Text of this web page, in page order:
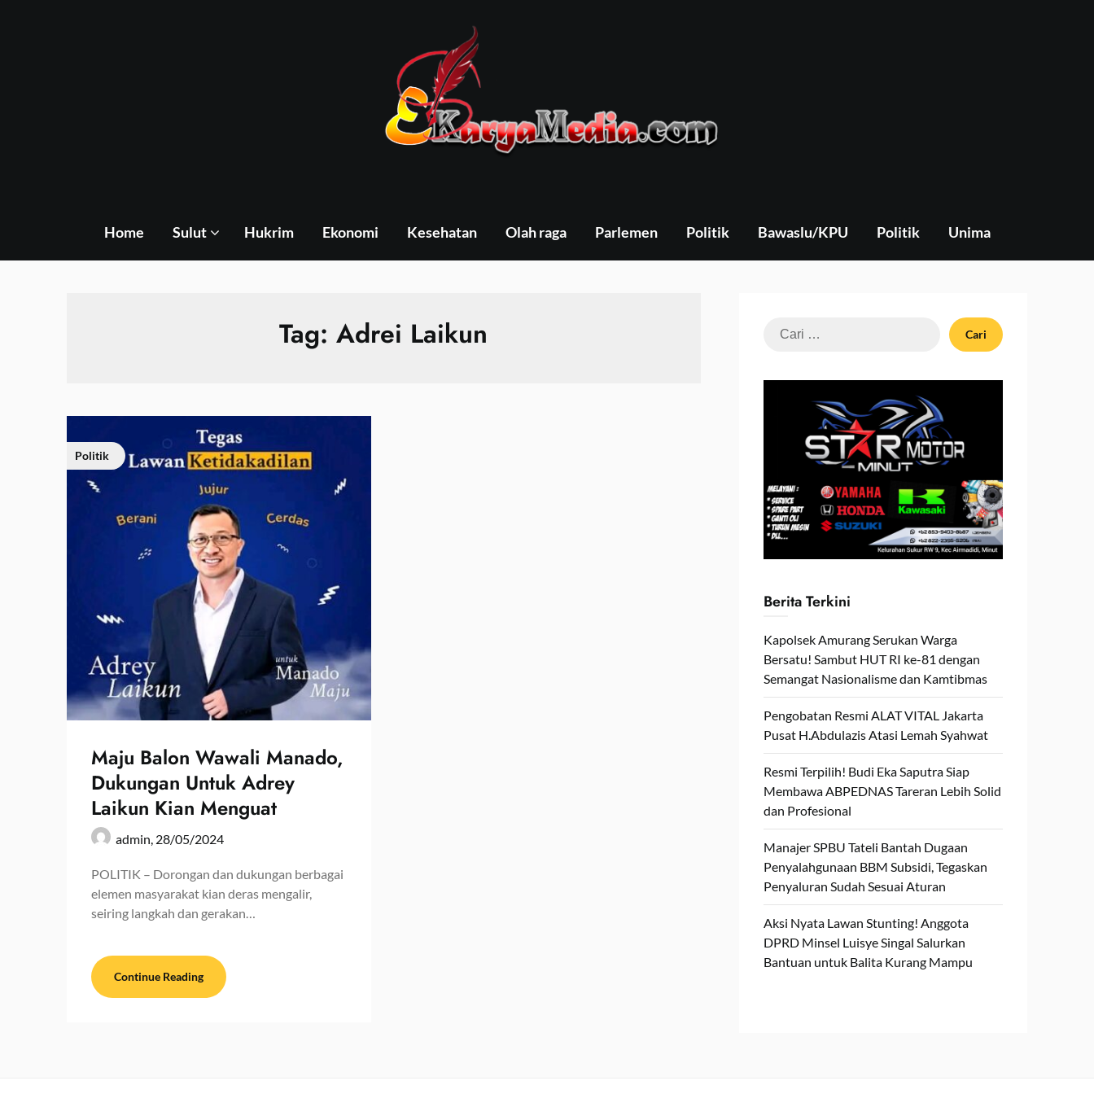
Home Sulut Hukrim Ekonomi Kesehatan Olah raga Parlemen Politik Bawaslu/KPU Politik Unima
Tag:Adrei Laikun
Politik
Maju Balon Wawali Manado,
Dukungan Untuk Adrey
Laikun Kian Menguat
admin, 28/05/2024
POLITIK – Dorongan dan dukungan berbagai
elemen masyarakat kian deras mengalir,
seiring langkah dan gerakan…
Continue Reading
Cari
Berita Terkini
Kapolsek Amurang Serukan Warga
Bersatu! Sambut HUT RI ke-81 dengan
Semangat Nasionalisme dan Kamtibmas
Pengobatan Resmi ALAT VITAL Jakarta
Pusat H.Abdulazis Atasi Lemah Syahwat
Resmi Terpilih! Budi Eka Saputra Siap
Membawa ABPEDNAS Tareran Lebih Solid
dan Profesional
Manajer SPBU Tateli Bantah Dugaan
Penyalahgunaan BBM Subsidi, Tegaskan
Penyaluran Sudah Sesuai Aturan
Aksi Nyata Lawan Stunting! Anggota
DPRD Minsel Luisye Singal Salurkan
Bantuan untuk Balita Kurang Mampu